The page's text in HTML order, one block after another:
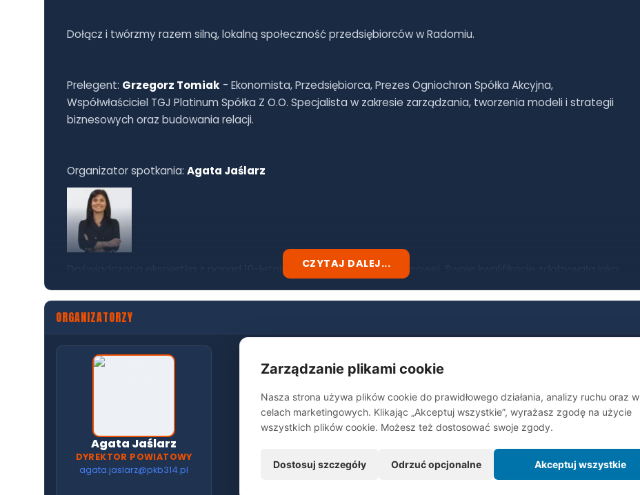
Dołącz i twórzmy razem silną, lokalną społeczność przedsiębiorców w Radomiu.
Prelegent: Grzegorz Tomiak - Ekonomista, Przedsiębiorca, Prezes Ogniochron Spółka Akcyjna,
Współwłaściciel TGJ Platinum Spółka Z O.O. Specjalista w zakresie zarządzania, tworzenia modeli i strategii
biznesowych oraz budowania relacji.
Organizator spotkania: Agata Jaślarz
Doświadczona ekspertka z ponad 10-letnim stażem w branży finansowej. Swoje kwalifikacje zdobywała jako
inwestorów, zabezpieczonych na nieruchomościach, oferujących stopy zwrotu od 20% rocznie przy
kapitałach od 1 mln zł. Agata zapewnia również kompleksowe wsparcie w zakresie finansowania bankowego
dla firm, łącząc wiedzę, praktykę i partnerskie podejście do biznesu.
CZYTAJ DALEJ...
ORGANIZATORZY
Agata Jaślarz
DYREKTOR POWIATOWY
agata.jaslarz@pkb314.pl
Zarządzanie plikami cookie
Nasza strona używa plików cookie do prawidłowego działania, analizy ruchu oraz w
celach marketingowych. Klikając „Akceptuj wszystkie”, wyrażasz zgodę na użycie
wszystkich plików cookie. Możesz też dostosować swoje zgody.
Dostosuj szczegóły Odrzuć opcjonalne Akceptuj wszystkie